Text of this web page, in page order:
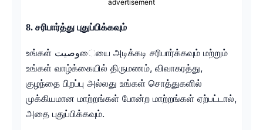
advertisement
8. சரிபார்த்து புதுப்பிக்கவும்
உங்கள் وصيتையை அடிக்கடி சரிபார்க்கவும் மற்றும்
உங்கள் வாழ்க்கையில் திருமணம், விவாகரத்து,
குழந்தை பிறப்பு அல்லது உங்கள் சொத்துகளில்
முக்கியமான மாற்றங்கள் போன்ற மாற்றங்கள் ஏற்பட்டால்,
அதை புதுப்பிக்கவும்.